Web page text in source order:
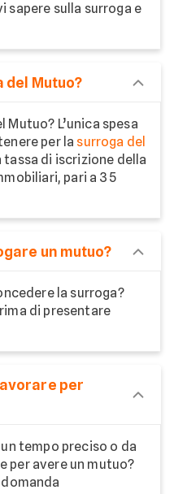
sapere sulla surroga e
del Mutuo?
L’unica spesa
per la surroga del
tassa di iscrizione della
pari a 35
un mutuo?
la surroga?
di presentare
per
tempo preciso o da
per avere un mutuo?